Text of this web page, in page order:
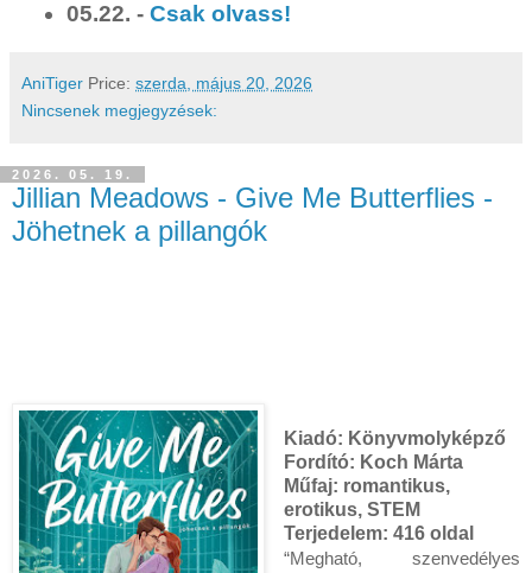
05.22. -Csak olvass!
AniTiger Price: szerda, május 20, 2026
Nincsenek megjegyzések:
2026. 05. 19.
Jillian Meadows - Give Me Butterflies -
Jöhetnek a pillangók
Kiadó: Könyvmolyképző
Fordító: Koch Márta
Műfaj: romantikus,
erotikus, STEM
Terjedelem: 416 oldal
“Megható, szenvedélyes